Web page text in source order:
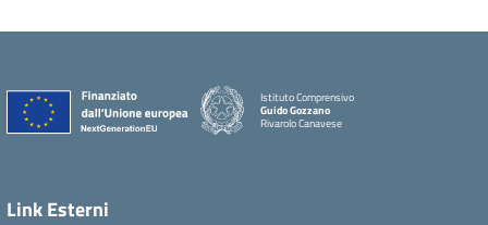
Istituto Comprensivo
Guido Gozzano
Rivarolo Canavese
Link Esterni